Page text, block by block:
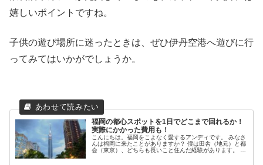
嬉しいポイントですね。
子供の遊び場所に迷ったときは、ぜひ伊丹空港へ遊びに行
ってみてはいかがでしょうか。
福岡の都心スポットを1日でどこまで回れるか！
実際にかかった費用も！
こんにちは。福岡をこよなく愛するアンディです。 みなさ
んは福岡に来たことがありますか？ 僕は田舎（地元）と都
会（東京）、どちらも長いこと住んだ経験があります。 そ